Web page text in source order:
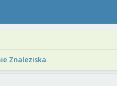
Znaleziska.